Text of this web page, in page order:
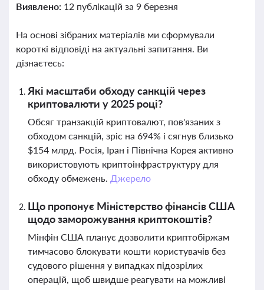
Виявлено: 12 публікацій за 9 березня
На основі зібраних матеріалів ми сформували
короткі відповіді на актуальні запитання. Ви
дізнаєтесь:
Які масштаби обходу санкцій через
криптовалюти у 2025 році?
Обсяг транзакцій криптовалют, пов'язаних з
обходом санкцій, зріс на 694% і сягнув близько
$154 млрд. Росія, Іран і Північна Корея активно
використовують криптоінфраструктуру для
обходу обмежень. Джерело
Що пропонує Міністерство фінансів США
щодо заморожування криптокоштів?
Мінфін США планує дозволити криптобіржам
тимчасово блокувати кошти користувачів без
судового рішення у випадках підозрілих
операцій, щоб швидше реагувати на можливі